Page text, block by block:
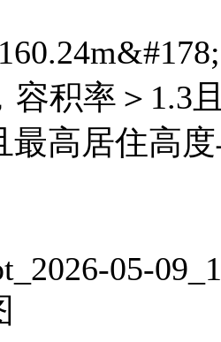
容积率＞1.3
最高居住高